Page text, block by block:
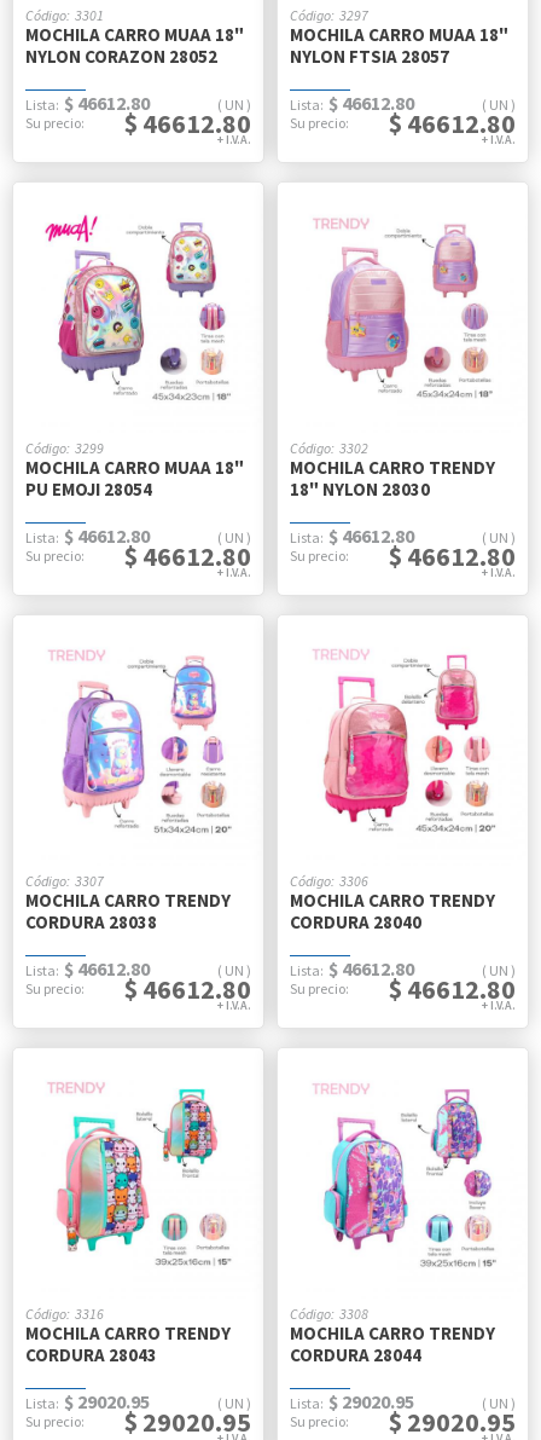
3301
MOCHILA CARRO MUAA 18"
NYLON CORAZON 28052
UN
$ 46612.80
$ 46612.80
3297
MOCHILA CARRO MUAA 18"
NYLON FTSIA 28057
UN
$ 46612.80
$ 46612.80
3299
MOCHILA CARRO MUAA 18"
PU EMOJI 28054
UN
$ 46612.80
$ 46612.80
3302
MOCHILA CARRO TRENDY
18" NYLON 28030
UN
$ 46612.80
$ 46612.80
3307
MOCHILA CARRO TRENDY
CORDURA 28038
UN
$ 46612.80
$ 46612.80
3306
MOCHILA CARRO TRENDY
CORDURA 28040
UN
$ 46612.80
$ 46612.80
3316
MOCHILA CARRO TRENDY
CORDURA 28043
UN
$ 29020.95
$ 29020.95
3308
MOCHILA CARRO TRENDY
CORDURA 28044
UN
$ 29020.95
$ 29020.95